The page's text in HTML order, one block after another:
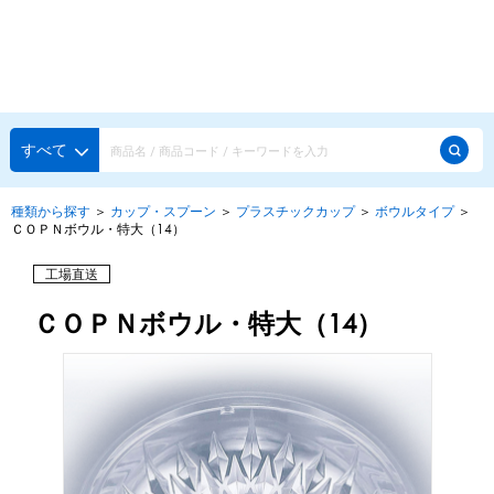
種類から探す
かき氷専用シロップ
スタンダードシロップ
蜜・シロップ
いろいろ使える汎用シロップ
生感覚の冷凍シロップ
ハーブシロップ
かき氷にもドリンクにも
ガムシロップ
水あめ
その他のシロップ
探す
用途で選ぶ
メーカー・ブランドで選ぶ
ピックアップ商品
すべて
種類から探す ＞ カップ・スプーン ＞ プラスチックカップ ＞ ボウルタイプ ＞
ＣＯＰＮボウル・特大（14）
工場直送
ＣＯＰＮボウル・特大（14）